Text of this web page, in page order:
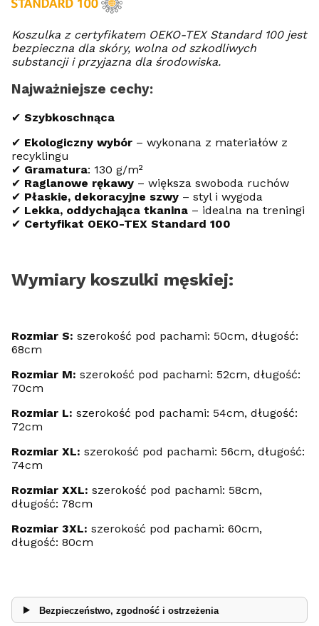
Koszulka z certyfikatem OEKO-TEX Standard 100 jest
bezpieczna dla skóry, wolna od szkodliwych
substancji i przyjazna dla środowiska.
Najważniejsze cechy:
✔ Szybkoschnąca
✔ Ekologiczny wybór – wykonana z materiałów z
recyklingu
✔ Gramatura: 130 g/m²
✔ Raglanowe rękawy – większa swoboda ruchów
✔ Płaskie, dekoracyjne szwy – styl i wygoda
✔ Lekka, oddychająca tkanina – idealna na treningi
✔ Certyfikat OEKO-TEX Standard 100
Wymiary koszulki męskiej:
Rozmiar S: szerokość pod pachami: 50cm, długość:
68cm
Rozmiar M: szerokość pod pachami: 52cm, długość:
70cm
Rozmiar L: szerokość pod pachami: 54cm, długość:
72cm
Rozmiar XL: szerokość pod pachami: 56cm, długość:
74cm
Rozmiar XXL: szerokość pod pachami: 58cm,
długość: 78cm
Rozmiar 3XL: szerokość pod pachami: 60cm,
długość: 80cm
Bezpieczeństwo, zgodność i ostrzeżenia